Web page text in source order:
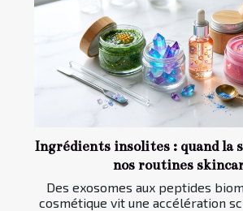
Ingrédients insolites : quand la
nos routines
Des exosomes aux peptides
cosmétique vit une accélération